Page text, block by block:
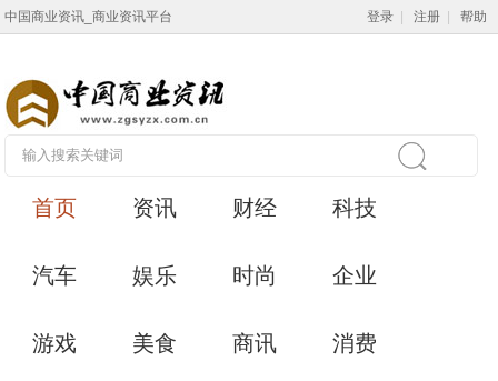
中国商业资讯_商业资讯平台 登录 注册 帮助
首页 资讯 财经 科技
汽车 娱乐 时尚 企业
游戏 美食 商讯 消费